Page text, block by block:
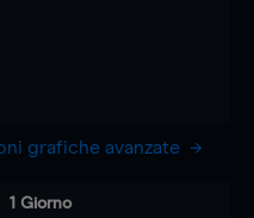
grafiche avanzate
1 Giorno